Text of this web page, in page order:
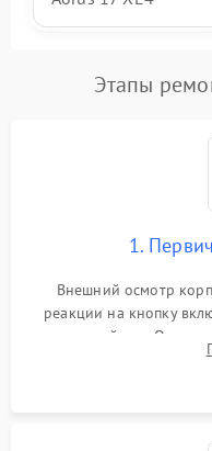
Этапы
1.
Внешний осмотр
реакции на кнопку
устройства.
лабораторного блока